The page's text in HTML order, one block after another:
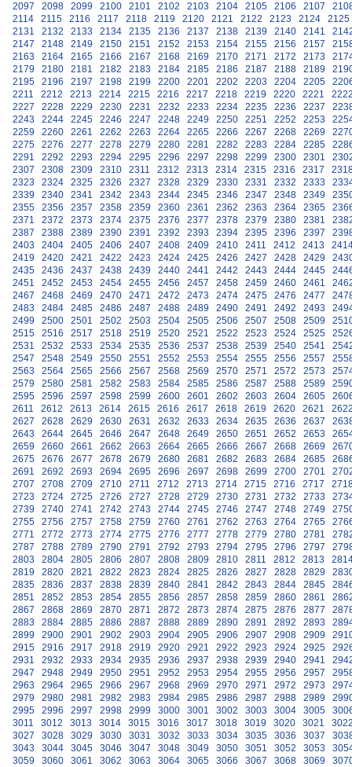
2097
2098 2099 2100 2101 2102 2103 2104 2105 2106 2107
2114
2115 2116 2117 2118 2119 2120 2121 2122 2123 2124
2125
2131
2132 2133 2134 2135 2136 2137 2138 2139 2140 2141
2147
2148 2149 2150 2151 2152 2153 2154 2155 2156 2157
2163
2164 2165 2166 2167 2168 2169 2170 2171 2172 2173
2179
2180 2181 2182 2183 2184 2185 2186 2187 2188 2189
2195
2196 2197 2198 2199 2200 2201 2202 2203 2204 2205
2211
2212 2213 2214 2215 2216 2217 2218 2219 2220 2221
2227
2228 2229 2230 2231 2232 2233 2234 2235 2236 2237
2243
2244 2245 2246 2247 2248 2249 2250 2251 2252 2253
2259
2260 2261 2262 2263 2264 2265 2266 2267 2268 2269
2275
2276 2277 2278 2279 2280 2281 2282 2283 2284 2285
2291
2292 2293 2294 2295 2296 2297 2298 2299 2300 2301
2307
2308 2309 2310 2311 2312 2313 2314 2315 2316 2317
2323
2324 2325 2326 2327 2328 2329 2330 2331 2332 2333
2339
2340 2341 2342 2343 2344 2345 2346 2347 2348 2349
2355
2356 2357 2358 2359 2360 2361 2362 2363 2364 2365
2371
2372 2373 2374 2375 2376 2377 2378 2379 2380 2381
2387
2388 2389 2390 2391 2392 2393 2394 2395 2396 2397
2403
2404 2405 2406 2407 2408 2409 2410 2411 2412 2413
2419
2420 2421 2422 2423 2424 2425 2426 2427 2428 2429
2435
2436 2437 2438 2439 2440 2441 2442 2443 2444 2445
2451
2452 2453 2454 2455 2456 2457 2458 2459 2460 2461
2467
2468 2469 2470 2471 2472 2473 2474 2475 2476 2477
2483
2484 2485 2486 2487 2488 2489 2490 2491 2492 2493
2499
2500 2501 2502 2503 2504 2505 2506 2507 2508 2509
2515
2516 2517 2518 2519 2520 2521 2522 2523 2524 2525
2531
2532 2533 2534 2535 2536 2537 2538 2539 2540 2541
2547
2548 2549 2550 2551 2552 2553 2554 2555 2556 2557
2563
2564 2565 2566 2567 2568 2569 2570 2571 2572 2573
2579
2580 2581 2582 2583 2584 2585 2586 2587 2588 2589
2595
2596 2597 2598 2599 2600 2601 2602 2603 2604 2605
2611
2612 2613 2614 2615 2616 2617 2618 2619 2620 2621
2627
2628 2629 2630 2631 2632 2633 2634 2635 2636 2637
2643
2644 2645 2646 2647 2648 2649 2650 2651 2652 2653
2659
2660 2661 2662 2663 2664 2665 2666 2667 2668 2669
2675
2676 2677 2678 2679 2680 2681 2682 2683 2684 2685
2691
2692 2693 2694 2695 2696 2697 2698 2699 2700 2701
2707
2708 2709 2710 2711 2712 2713 2714 2715 2716 2717
2723
2724 2725 2726 2727 2728 2729 2730 2731 2732 2733
2739
2740 2741 2742 2743 2744 2745 2746 2747 2748 2749
2755
2756 2757 2758 2759 2760 2761 2762 2763 2764 2765
2771
2772 2773 2774 2775 2776 2777 2778 2779 2780 2781
2787
2788 2789 2790 2791 2792 2793 2794 2795 2796 2797
2803
2804 2805 2806 2807 2808 2809 2810 2811 2812 2813
2819
2820 2821 2822 2823 2824 2825 2826 2827 2828 2829
2835
2836 2837 2838 2839 2840 2841 2842 2843 2844 2845
2851
2852 2853 2854 2855 2856 2857 2858 2859 2860 2861
2867
2868 2869 2870 2871 2872 2873 2874 2875 2876 2877
2883
2884 2885 2886 2887 2888 2889 2890 2891 2892 2893
2899
2900 2901 2902 2903 2904 2905 2906 2907 2908 2909
2915
2916 2917 2918 2919 2920 2921 2922 2923 2924 2925
2931
2932 2933 2934 2935 2936 2937 2938 2939 2940 2941
2947
2948 2949 2950 2951 2952 2953 2954 2955 2956 2957
2963
2964 2965 2966 2967 2968 2969 2970 2971 2972 2973
2979
2980 2981 2982 2983 2984 2985 2986 2987 2988 2989
2995
2996 2997 2998 2999 3000 3001 3002 3003 3004 3005
3011
3012 3013 3014 3015 3016 3017 3018 3019 3020 3021
3027
3028 3029 3030 3031 3032 3033 3034 3035 3036 3037
3043
3044 3045 3046 3047 3048 3049 3050 3051 3052 3053
3059
3060 3061 3062 3063 3064 3065 3066 3067 3068 3069